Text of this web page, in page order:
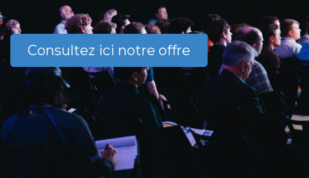
Consultez ici notre offre